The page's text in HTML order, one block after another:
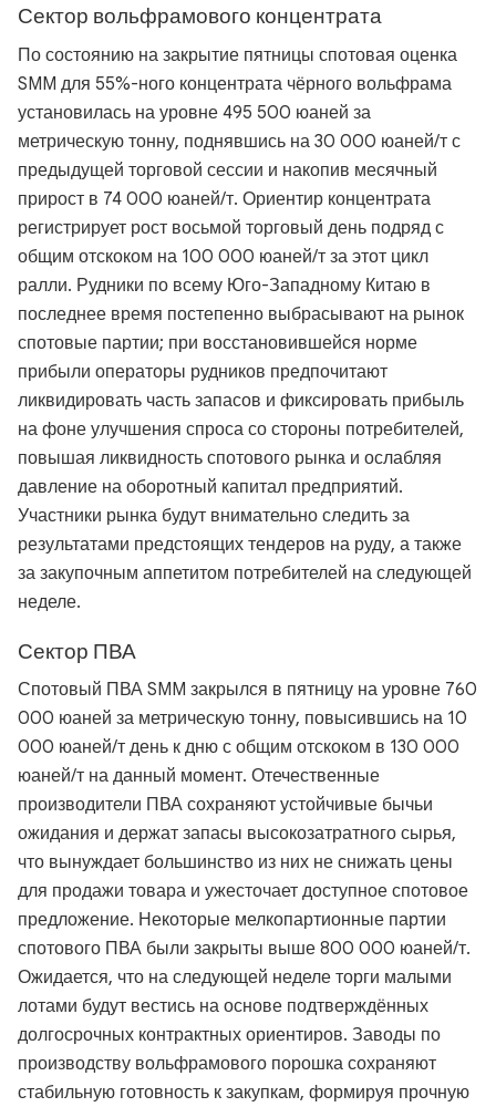
Сектор вольфрамового концентрата
По состоянию на закрытие пятницы спотовая оценка
SMM для 55%-ного концентрата чёрного вольфрама
установилась на уровне 495 500 юаней за
метрическую тонну, поднявшись на 30 000 юаней/т с
предыдущей торговой сессии и накопив месячный
прирост в 74 000 юаней/т. Ориентир концентрата
регистрирует рост восьмой торговый день подряд с
общим отскоком на 100 000 юаней/т за этот цикл
ралли. Рудники по всему Юго-Западному Китаю в
последнее время постепенно выбрасывают на рынок
спотовые партии; при восстановившейся норме
прибыли операторы рудников предпочитают
ликвидировать часть запасов и фиксировать прибыль
на фоне улучшения спроса со стороны потребителей,
повышая ликвидность спотового рынка и ослабляя
давление на оборотный капитал предприятий.
Участники рынка будут внимательно следить за
результатами предстоящих тендеров на руду, а также
за закупочным аппетитом потребителей на следующей
неделе.
Сектор ПВА
Спотовый ПВА SMM закрылся в пятницу на уровне 760
000 юаней за метрическую тонну, повысившись на 10
000 юаней/т день к дню с общим отскоком в 130 000
юаней/т на данный момент. Отечественные
производители ПВА сохраняют устойчивые бычьи
ожидания и держат запасы высокозатратного сырья,
что вынуждает большинство из них не снижать цены
для продажи товара и ужесточает доступное спотовое
предложение. Некоторые мелкопартионные партии
спотового ПВА были закрыты выше 800 000 юаней/т.
Ожидается, что на следующей неделе торги малыми
лотами будут вестись на основе подтверждённых
долгосрочных контрактных ориентиров. Заводы по
производству вольфрамового порошка сохраняют
стабильную готовность к закупкам, формируя прочную